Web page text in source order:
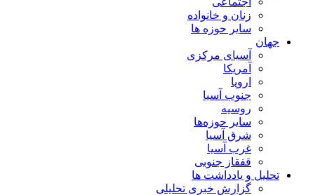
زنان و خانواده
سایر حوزه ها
جهان
آسیای مرکزی
آمریکا
اروپا
جنوب آسیا
روسیه
سایر حوزه‌ها
شرق آسیا
غرب آسیا
قفقاز جنوبی
تحلیل و یادداشت ها
گزارش خبری تحلیلی